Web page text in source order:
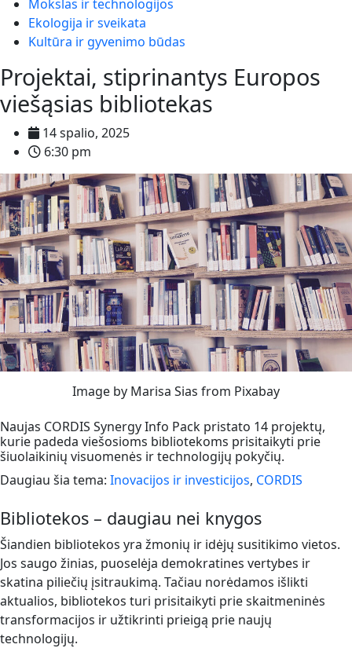
Mokslas ir technologijos
Ekologija ir sveikata
Kultūra ir gyvenimo būdas
Projektai, stiprinantys Europos
viešąsias bibliotekas
14 spalio, 2025
6:30 pm
Image by Marisa Sias from Pixabay
Naujas CORDIS Synergy Info Pack pristato 14 projektų,
kurie padeda viešosioms bibliotekoms prisitaikyti prie
šiuolaikinių visuomenės ir technologijų pokyčių.
Daugiau šia tema: Inovacijos ir investicijos, CORDIS
Bibliotekos – daugiau nei knygos
Šiandien bibliotekos yra žmonių ir idėjų susitikimo vietos.
Jos saugo žinias, puoselėja demokratines vertybes ir
skatina piliečių įsitraukimą. Tačiau norėdamos išlikti
aktualios, bibliotekos turi prisitaikyti prie skaitmeninės
transformacijos ir užtikrinti prieigą prie naujų
technologijų.